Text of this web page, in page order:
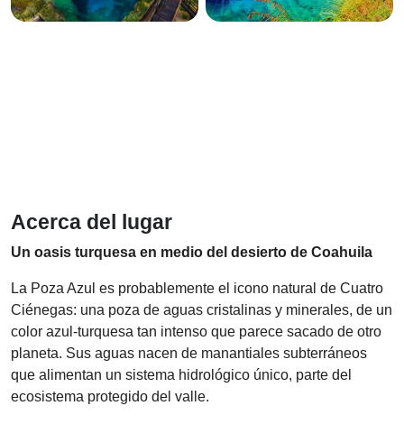
Acerca del lugar
Un oasis turquesa en medio del desierto de Coahuila
La Poza Azul es probablemente el icono natural de Cuatro
Ciénegas: una poza de aguas cristalinas y minerales, de un
color azul-turquesa tan intenso que parece sacado de otro
planeta. Sus aguas nacen de manantiales subterráneos
que alimentan un sistema hidrológico único, parte del
ecosistema protegido del valle.